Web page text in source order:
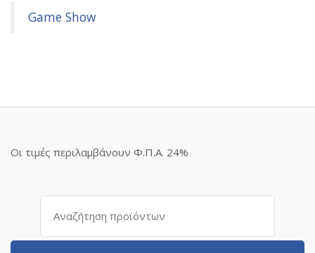
Game Show
Οι τιμές περιλαμβάνουν Φ.Π.Α. 24%
Αναζήτηση